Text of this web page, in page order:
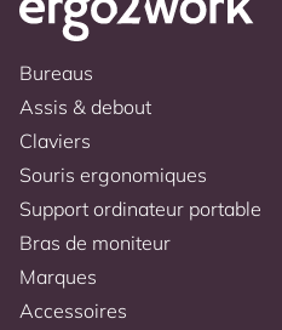
Bureaus
Assis & debout
Claviers
Souris ergonomiques
Support ordinateur portable
Bras de moniteur
Marques
Accessoires